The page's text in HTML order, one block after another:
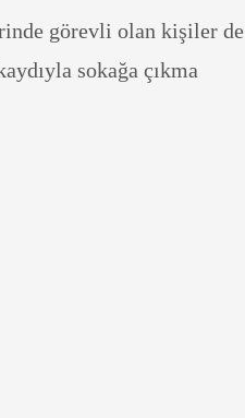
görevli olan kişiler de
sokağa çıkma